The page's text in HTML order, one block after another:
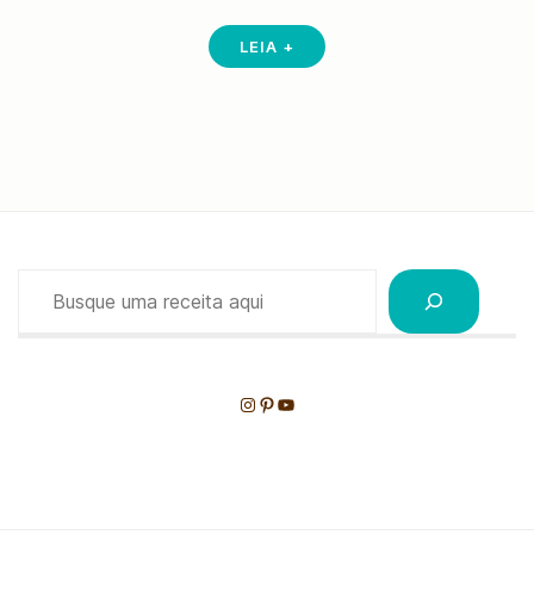
LEIA +
Instagram
Pinterest
Youtube